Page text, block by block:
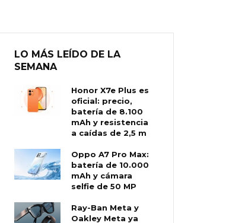
LO MÁS LEÍDO DE LA
SEMANA
Honor X7e Plus es
oficial: precio,
batería de 8.100
mAh y resistencia
a caídas de 2,5 m
Oppo A7 Pro Max:
batería de 10.000
mAh y cámara
selfie de 50 MP
Ray-Ban Meta y
Oakley Meta ya